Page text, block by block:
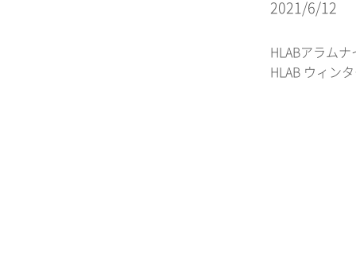
2021/6/12
HLABアラム
HLAB ウィン